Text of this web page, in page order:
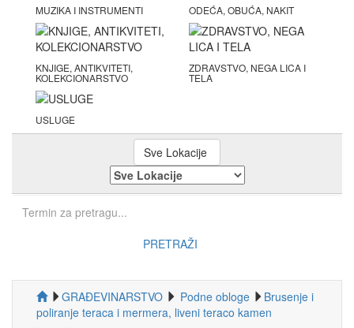
MUZIKA I INSTRUMENTI ODEĆA, OBUĆA, NAKIT
KNJIGE, ANTIKVITETI,
KOLEKCIONARSTVO
ZDRAVSTVO, NEGA LICA I
TELA
USLUGE
Sve Lokacije
PRETRAŽI
GRAĐEVINARSTVO Podne obloge
Brusenje i
poliranje teraca i mermera, liveni teraco kamen